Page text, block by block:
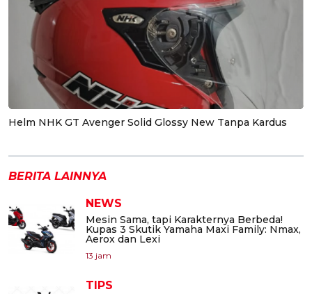
Helm NHK GT Avenger Solid Glossy New Tanpa Kardus
BERITA LAINNYA
NEWS
Mesin Sama, tapi Karakternya Berbeda!
Kupas 3 Skutik Yamaha Maxi Family: Nmax,
Aerox dan Lexi
13 jam
TIPS